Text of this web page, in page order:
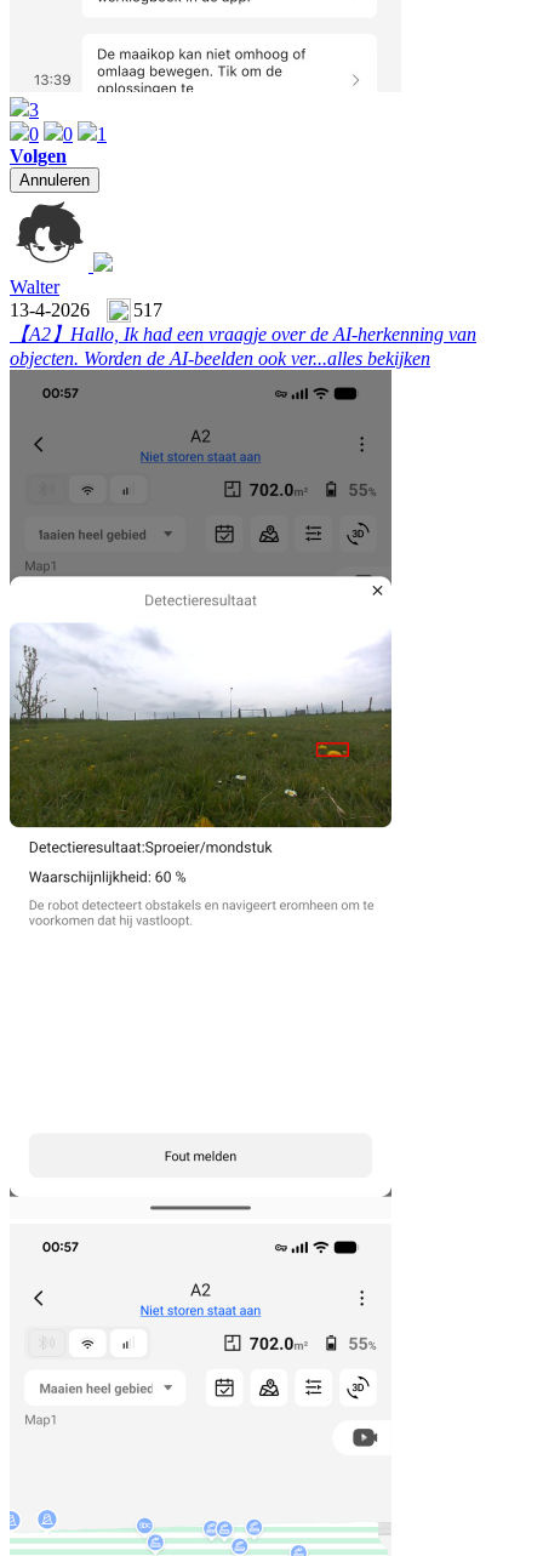
3
0
0
1
Volgen
Annuleren
Walter
13-4-2026
517
【A2】 Hallo, Ik had een vraagje over de AI-herkenning van
objecten. Worden de AI-beelden ook ver...alles bekijken